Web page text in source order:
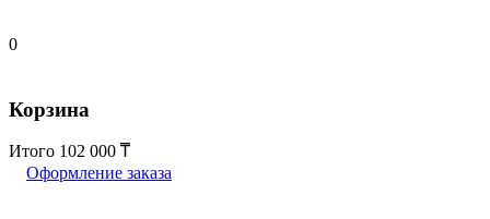
0
Корзина
Итого 102 000
Оформление заказа